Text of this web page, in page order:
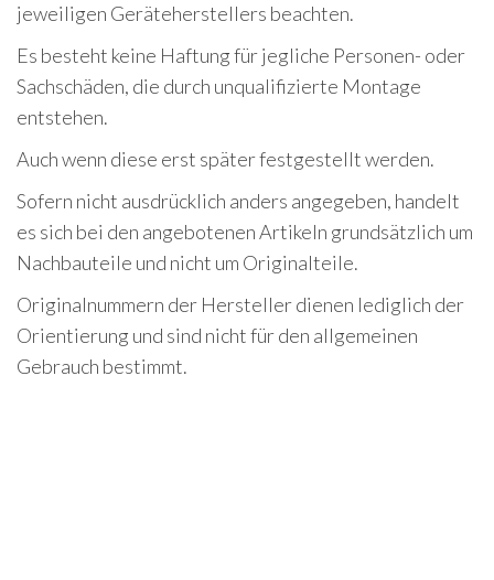
jeweiligen Geräteherstellers beachten.
Es besteht keine Haftung für jegliche Personen- oder
Sachschäden, die durch unqualifizierte Montage
entstehen.
Auch wenn diese erst später festgestellt werden.
Sofern nicht ausdrücklich anders angegeben, handelt
es sich bei den angebotenen Artikeln grundsätzlich um
Nachbauteile und nicht um Originalteile.
Originalnummern der Hersteller dienen lediglich der
Orientierung und sind nicht für den allgemeinen
Gebrauch bestimmt.